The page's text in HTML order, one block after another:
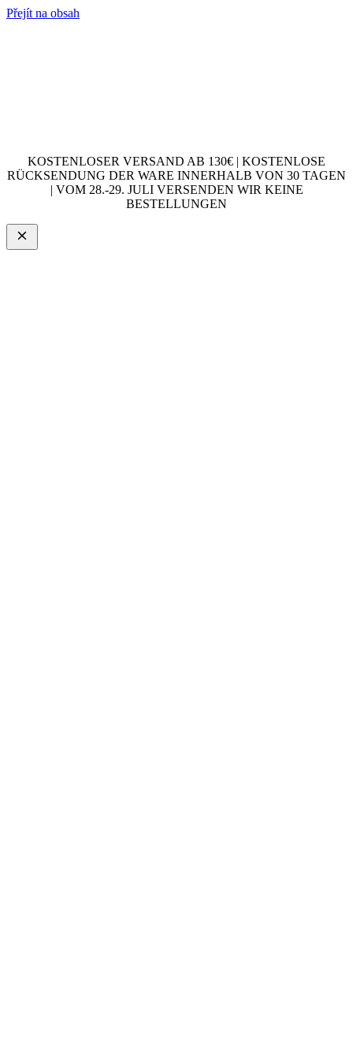
Přejít na obsah
KOSTENLOSER VERSAND AB 130€ | KOSTENLOSE
RÜCKSENDUNG DER WARE INNERHALB VON 30 TAGEN
| VOM 28.-29. JULI VERSENDEN WIR KEINE
BESTELLUNGEN